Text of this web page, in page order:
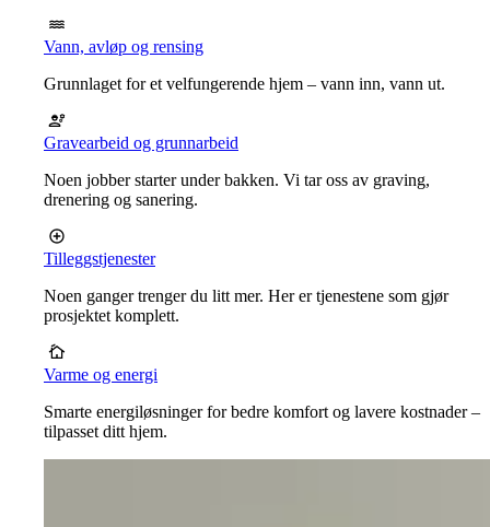
Vann, avløp og rensing
Grunnlaget for et velfungerende hjem – vann inn, vann ut.
Gravearbeid og grunnarbeid
Noen jobber starter under bakken. Vi tar oss av graving,
drenering og sanering.
Tilleggstjenester
Noen ganger trenger du litt mer. Her er tjenestene som gjør
prosjektet komplett.
Varme og energi
Smarte energiløsninger for bedre komfort og lavere kostnader –
tilpasset ditt hjem.